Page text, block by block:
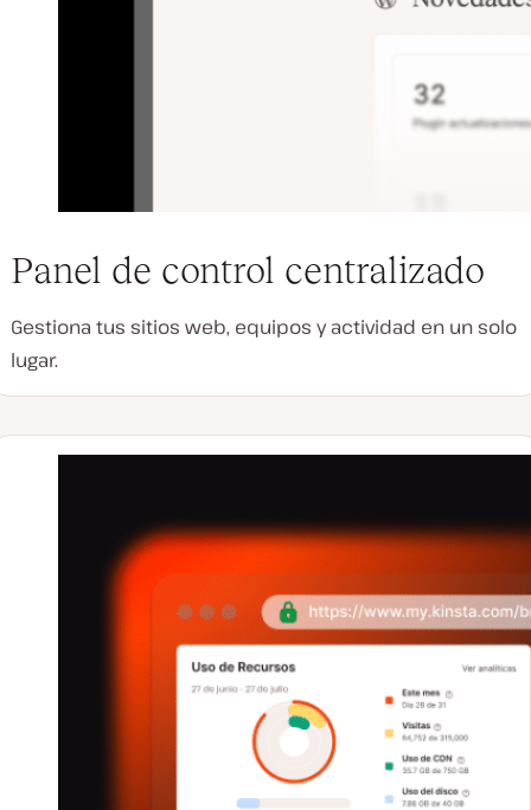
Panel de control centralizado
Gestiona tus sitios web, equipos y actividad en un solo
lugar.